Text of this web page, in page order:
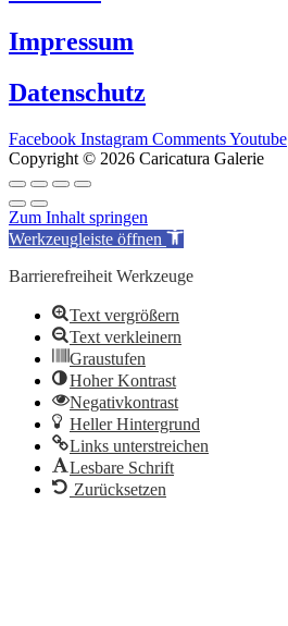
Impressum
Datenschutz
Facebook Instagram CommentsYoutube
Copyright © 2026 Caricatura Galerie
Zum Inhalt springen
Werkzeugleiste öffnen
Barrierefreiheit Werkzeuge
Text vergrößern
Text verkleinern
Graustufen
Hoher Kontrast
Negativkontrast
Heller Hintergrund
Links unterstreichen
Lesbare Schrift
Zurücksetzen